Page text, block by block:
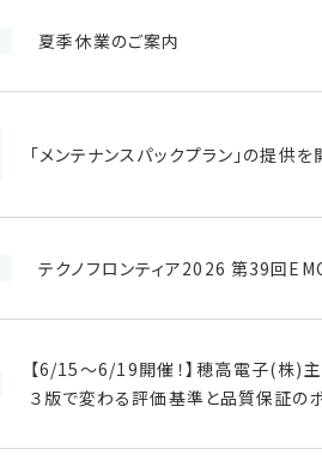
夏季休業のご案内
「メンテナンスパックプラン」の提供を
テクノフロンティア2026 第39回
【6/15～6/19開催！】穂高電子(株)
３版で変わる評価基準と品質保証の